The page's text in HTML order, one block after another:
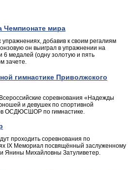
Чемпионате мира
добавив к своим регалиям
он выиграл в упражнении на
6 медалей (одну золотую и пять
зачете.
гимнастике Приволжского
соревнования «Надежды
и девушек по спортивной
ОСДЮСШОР по гимнастике.
проходить соревнования по
IX Мемориал посвящённый заслуженному
Янины Михайловны Затуливетер.